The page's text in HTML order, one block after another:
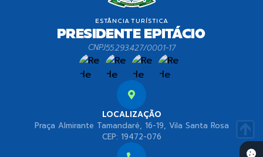
LOCALIZAÇÃO
Praça Almirante Tamandaré, 16-19, Vila Santa Rosa
CEP: 19472-076
CNPJ55.293.427/0001-17